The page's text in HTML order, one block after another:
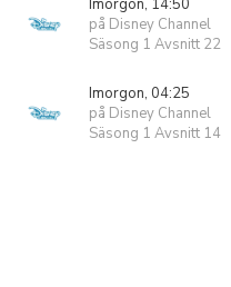
Imorgon, 14:50
på Disney Channel
Säsong 1 Avsnitt 22
Imorgon, 04:25
på Disney Channel
Säsong 1 Avsnitt 14